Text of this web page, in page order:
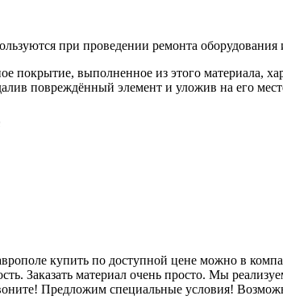
при проведении ремонта оборудования
покрытие, выполненное из этого материала,
повреждённый элемент и уложив на его
купить по доступной цене можно в
Заказать материал очень просто. Мы
Предложим специальные условия!